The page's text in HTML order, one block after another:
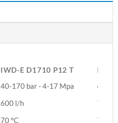
IWD-E D1710 P12 T
IWD-
40-170 bar - 4-17 Mpa
40-
600 l/h
720 l/
70 °C 70 °C